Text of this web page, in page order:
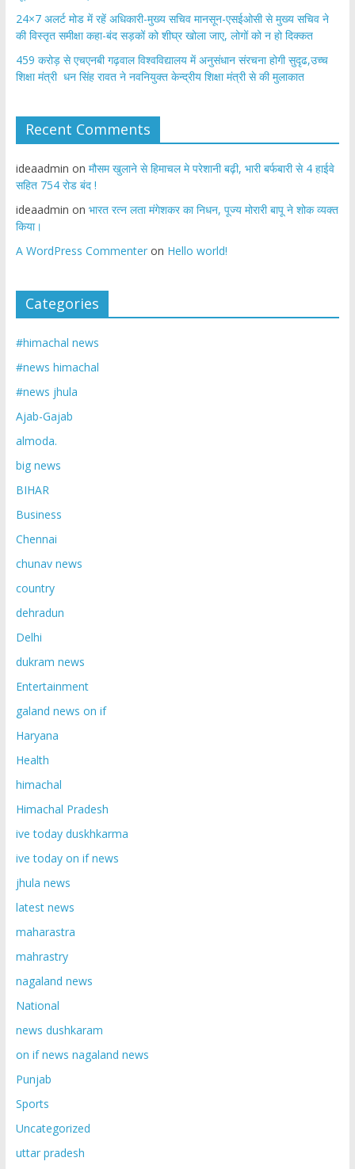
24×7 अलर्ट मोड में रहें अधिकारी-मुख्य सचिव मानसून-एसईओसी से मुख्य सचिव ने
की विस्तृत समीक्षा कहा-बंद सड़कों को शीघ्र खोला जाए, लोगों को न हो दिक्कत
459 करोड़ से एचएनबी गढ़वाल विश्वविद्यालय में अनुसंधान संरचना होगी सुदृढ,उच्च
शिक्षा मंत्री धन सिंह रावत ने नवनियुक्त केन्द्रीय शिक्षा मंत्री से की मुलाकात
Recent Comments
ideaadmin on मौसम खुलाने से हिमाचल मे परेशानी बढ़ी, भारी बर्फबारी से 4 हाईवे
सहित 754 रोड बंद !
ideaadmin on भारत रत्न लता मंगेशकर का निधन, पूज्य मोरारी बापू ने शोक व्यक्त
किया।
A WordPress Commenteron Hello world!
Categories
#himachal news
#news himachal
#news jhula
Ajab-Gajab
almoda.
big news
BIHAR
Business
Chennai
chunav news
country
dehradun
Delhi
dukram news
Entertainment
galand news on if
Haryana
Health
himachal
Himachal Pradesh
ive today duskhkarma
ive today on if news
jhula news
latest news
maharastra
mahrastry
nagaland news
National
news dushkaram
on if news nagaland news
Punjab
Sports
Uncategorized
uttar pradesh